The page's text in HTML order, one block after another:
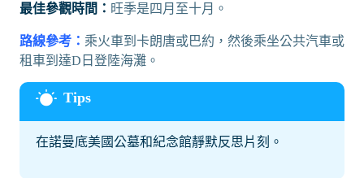
最佳參觀時間： 旺季是四月至十月。
路線參考： 乘火車到卡朗唐或巴約，然後乘坐公共汽車或
租車到達D日登陸海灘。
在諾曼底美國公墓和紀念館靜默反思片刻。